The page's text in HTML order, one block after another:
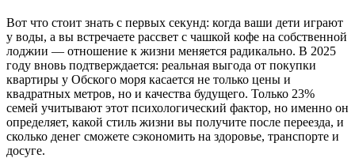
Вот что стоит знать с первых секунд: когда ваши дети играют
у воды, а вы встречаете рассвет с чашкой кофе на собственной
лоджии — отношение к жизни меняется радикально. В 2025
году вновь подтверждается: реальная выгода от покупки
квартиры у Обского моря касается не только цены и
квадратных метров, но и качества будущего. Только 23%
семей учитывают этот психологический фактор, но именно он
определяет, какой стиль жизни вы получите после переезда, и
сколько денег сможете сэкономить на здоровье, транспорте и
досуге.